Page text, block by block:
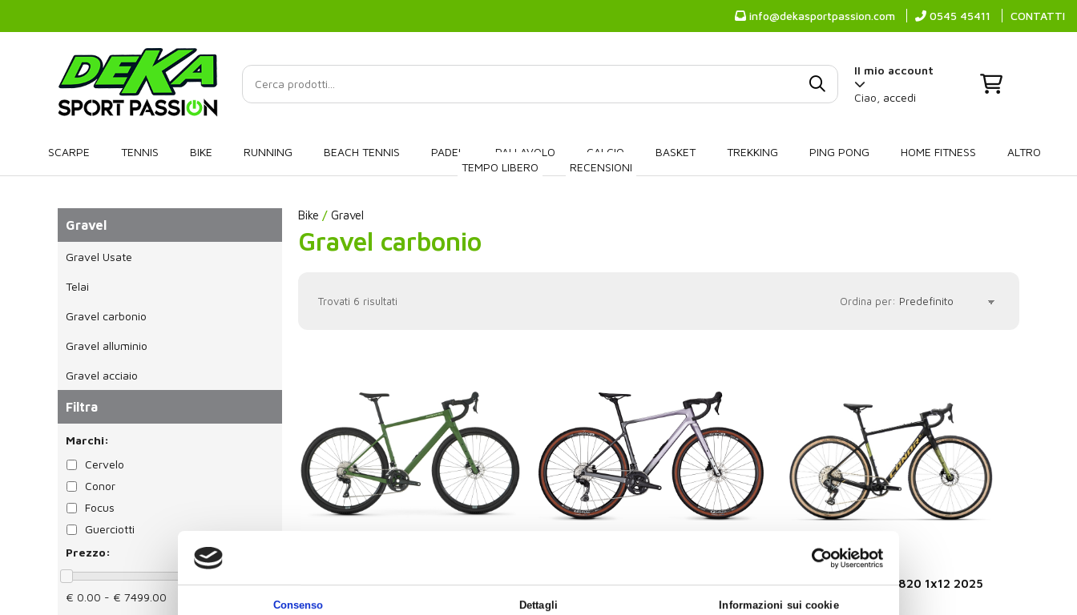
Consenso Dettagli Informazioni sui cookie
info@dekasportpassion.com 0545 45411 CONTATTI
Il mio account
Ciao, accedi
SCARPE TENNIS BIKE RUNNING BEACH TENNIS PADEL PALLAVOLO CALCIO BASKET TREKKING PING PONG HOME FITNESS
ALTRO
TEMPO LIBERO
RECENSIONI
Bike / Gravel
Gravel carbonio
Trovati 6 risultati Ordina per:
Megamo West 15 2026 Verde FOCUS ATLAS 8.7 Viola/Nero Conor Selva grx 820 1x12 2025
Gravel
Gravel Usate
Telai
Gravel carbonio
Gravel alluminio
Gravel acciaio
Filtra
Marchi:
Cervelo
Conor
Focus
Guerciotti
Prezzo:
€ 0.00 - € 7499.00